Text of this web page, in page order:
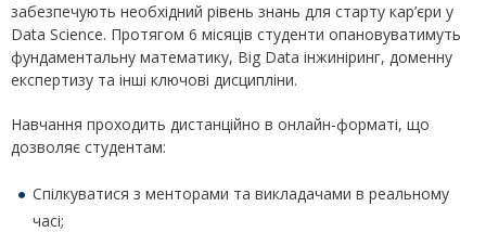
забезпечують необхідний рівень знань для старту кар’єри у
Data Science. Протягом 6 місяців студенти опановуватимуть
фундаментальну математику, Big Data інжиніринг, доменну
експертизу та інші ключові дисципліни.
Навчання проходить дистанційно в онлайн-форматі, що
дозволяє студентам:
Спілкуватися з менторами та викладачами в реальному
часі;